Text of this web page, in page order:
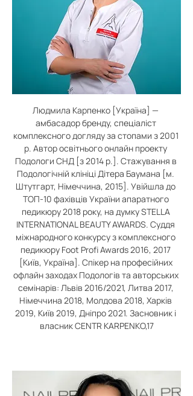
Людмила Карпенко [Україна] —
амбасадор бренду, спеціаліст
комплексного догляду за стопами з 2001
р. Автор освітнього онлайн проекту
Подологи СНД [з 2014 р.]. Стажування в
Подологічній клініці Дітера Баумана [м.
Штутгарт, Німеччина, 2015]. Увійшла до
ТОП-10 фахівців України апаратного
педикюру 2018 року, на думку STELLA
INTERNATIONAL BEAUTY AWARDS. Суддя
міжнародного конкурсу з комплексного
педикюру Foot Profi Awards 2016, 2017
[Київ, Україна]. Спікер на професійних
офлайн заходах Подологів та авторських
семінарів: Львів 2016/2021, Литва 2017,
Німеччина 2018, Молдова 2018, Харків
2019, Київ 2019, Дніпро 2021. Засновник і
власник CENTR KARPENKO,17